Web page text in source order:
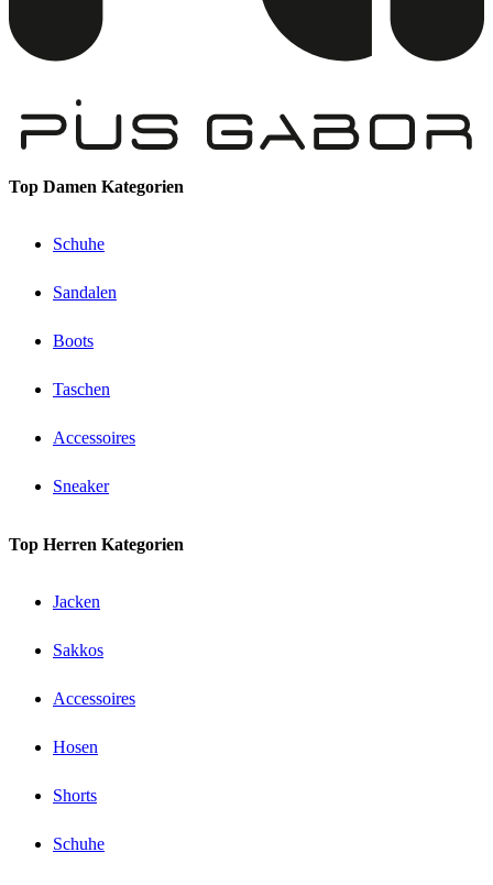
Top Damen Kategorien
Schuhe
Sandalen
Boots
Taschen
Accessoires
Sneaker
Top Herren Kategorien
Jacken
Sakkos
Accessoires
Hosen
Shorts
Schuhe